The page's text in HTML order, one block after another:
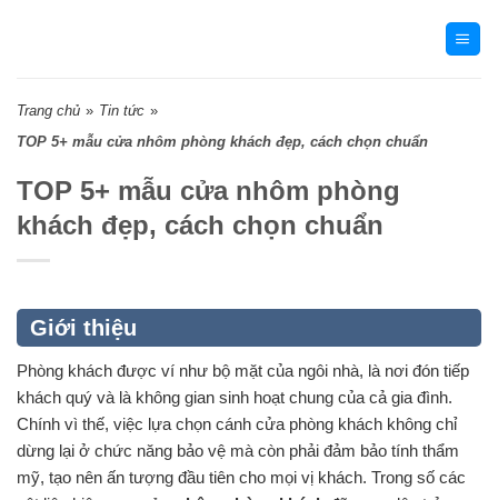
Trang chủ » Tin tức »
TOP 5+ mẫu cửa nhôm phòng khách đẹp, cách chọn chuẩn
TOP 5+ mẫu cửa nhôm phòng
khách đẹp, cách chọn chuẩn
Giới thiệu
Phòng khách được ví như bộ mặt của ngôi nhà, là nơi đón tiếp
khách quý và là không gian sinh hoạt chung của cả gia đình.
Chính vì thế, việc lựa chọn cánh cửa phòng khách không chỉ
dừng lại ở chức năng bảo vệ mà còn phải đảm bảo tính thẩm
mỹ, tạo nên ấn tượng đầu tiên cho mọi vị khách. Trong số các